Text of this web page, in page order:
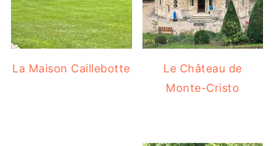
La Maison Caillebotte
Le Château de
Monte-Cristo